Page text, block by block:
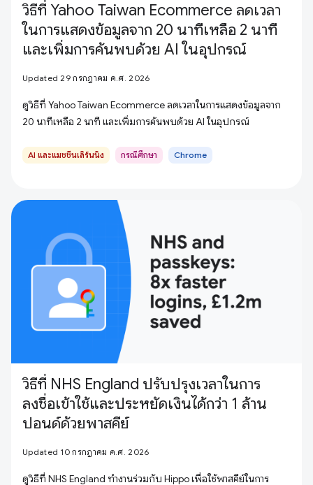
วิธีที่ Yahoo Taiwan Ecommerce ลดเวลา
ในการแสดงข้อมูลจาก 20 นาทีเหลือ 2 นาที
และเพิ่มการค้นพบด้วย AI ในอุปกรณ์
Updated 29 กรกฎาคม ค.ศ. 2026
ดูวิธีที่ Yahoo Taiwan Ecommerce ลดเวลาในการแสดงข้อมูลจาก
20 นาทีเหลือ 2 นาที และเพิ่มการค้นพบด้วย AI ในอุปกรณ์
AI และแมชชีนเลิร์นนิง กรณีศึกษา Chrome
วิธีที่ NHS England ปรับปรุงเวลาในการ
ลงชื่อเข้าใช้และประหยัดเงินได้กว่า 1 ล้าน
ปอนด์ด้วยพาสคีย์
Updated 10 กรกฎาคม ค.ศ. 2026
ดูวิธีที่ NHS England ทำงานร่วมกับ Hippo เพื่อใช้พาสคีย์ในการ